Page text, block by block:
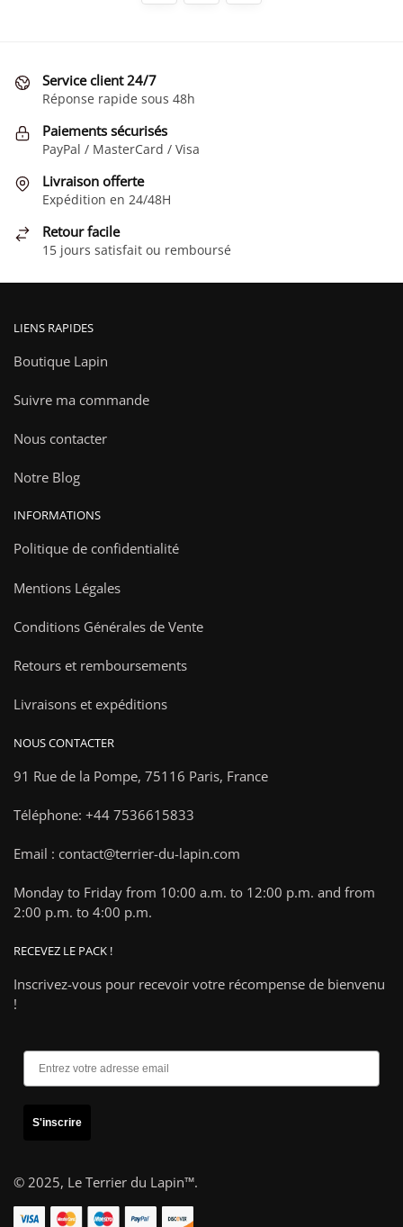
options
choisies
sur
page
produit
Service client 24/7
Réponse rapide sous 48h
Paiements sécurisés
PayPal / MasterCard / Visa
Livraison offerte
Expédition en 24/48H
Retour facile
15 jours satisfait ou remboursé
LIENS RAPIDES
Boutique Lapin
Suivre ma commande
Nous contacter
Notre Blog
INFORMATIONS
Politique de confidentialité
Mentions Légales
Conditions Générales de Vente
Retours et remboursements
Livraisons et expéditions
NOUS CONTACTER
91 Rue de la Pompe, 75116 Paris, France
Téléphone: +44 7536615833
Email : contact@terrier-du-lapin.com
Monday to Friday from 10:00 a.m. to 12:00 p.m. and from
2:00 p.m. to 4:00 p.m.
RECEVEZ LE PACK !
Inscrivez-vous pour recevoir votre récompense de bienvenu
!
S'inscrire
© 2025, Le Terrier du Lapin™.